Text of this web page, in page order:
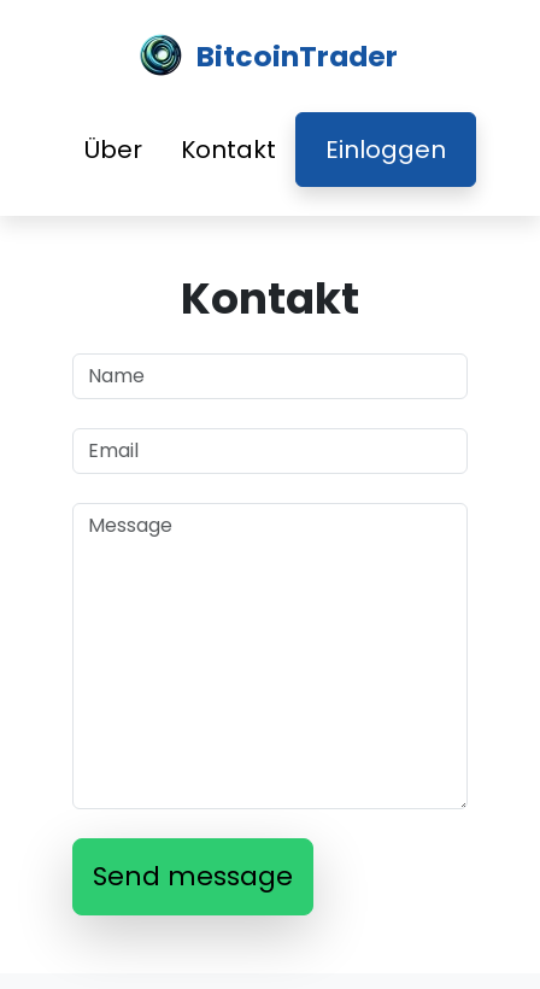
BitcoinTrader
Über Kontakt Einloggen
Kontakt
Send message